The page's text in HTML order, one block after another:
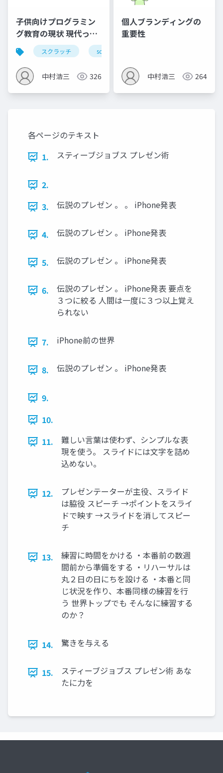
子供向けプログラミン
グ教育の現状 現代っ子
はなにで勉強している
のか？
スクラッチ scratch
中村浩三 326
個人ブランディングの
重要性
中村浩三 264
各ページのテキスト
1.
スティーブジョブス プレゼン術
2.
3.
伝説のプレゼン 。 。 iPhone発表
4. 伝説のプレゼン 。 iPhone発表
5. 伝説のプレゼン 。 iPhone発表
6.
伝説のプレゼン 。 iPhone発表 要点を
３つに絞る 人間は一度に３つ以上覚え
られない
7. iPhone前の世界
8. 伝説のプレゼン 。 iPhone発表
9.
10.
11.
難しい言葉は使わず、シンプルな表
現を使う。 スライドには文字を詰め
込めない。
12.
プレゼンテーターが主役、スライド
は脇役 スピーチ →ポイントをスライ
ドで映す →スライドを消してスピー
チ
13.
練習に時間をかける ・本番前の数週
間前から準備をする ・リハーサルは
丸２日の日にちを設ける ・本番と同
じ状況を作り、本番同様の練習を行
う 世界トップでも そんなに練習する
のか？
14. 驚きを与える
15.
スティーブジョブス プレゼン術 あな
たに力を